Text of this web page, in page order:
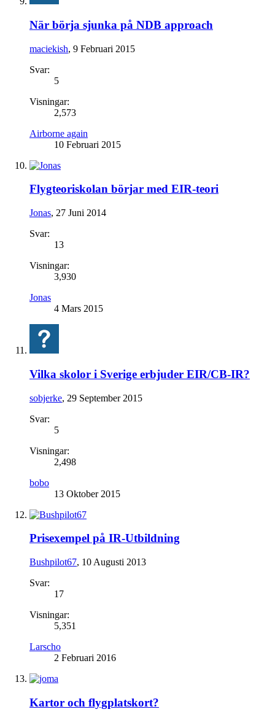
När börja sjunka på NDB approach
maciekish, 9 Februari 2015
Svar:
5
Visningar:
2,573
Airborne again
10 Februari 2015
Flygteoriskolan börjar med EIR-teori
Jonas, 27 Juni 2014
Svar:
13
Visningar:
3,930
Jonas
4 Mars 2015
Vilka skolor i Sverige erbjuder EIR/CB-IR?
sobjerke, 29 September 2015
Svar:
5
Visningar:
2,498
bobo
13 Oktober 2015
Prisexempel på IR-Utbildning
Bushpilot67, 10 Augusti 2013
Svar:
17
Visningar:
5,351
Larscho
2 Februari 2016
Kartor och flygplatskort?